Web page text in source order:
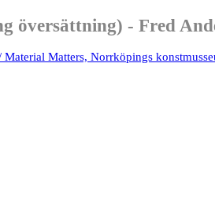
översättning) - Fred